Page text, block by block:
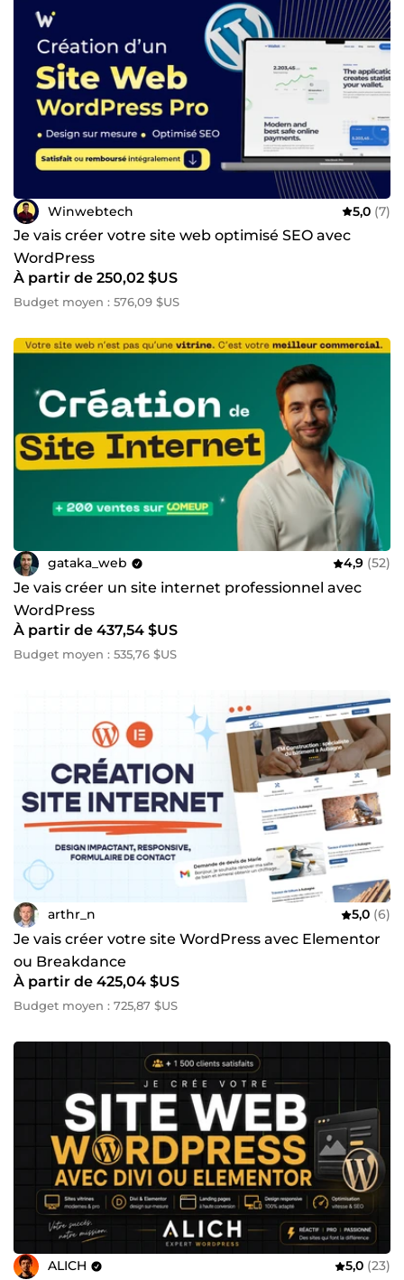
Winwebtech 5,0 (7)
Je vais créer votre site web optimisé SEO avec
WordPress
À partir de 250,02 $US
Budget moyen : 576,09 $US
gataka_web 4,9 (52)
Je vais créer un site internet professionnel avec
WordPress
À partir de 437,54 $US
Budget moyen : 535,76 $US
arthr_n 5,0 (6)
Je vais créer votre site WordPress avec Elementor
ou Breakdance
À partir de 425,04 $US
Budget moyen : 725,87 $US
ALICH 5,0 (23)